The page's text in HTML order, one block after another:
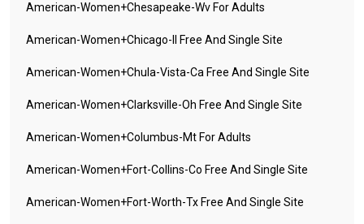
American-Women+chesapeake-Wv For Adults
American-Women+chicago-Il Free And Single Site
American-Women+chula-Vista-Ca Free And Single Site
American-Women+clarksville-Oh Free And Single Site
American-Women+columbus-Mt For Adults
American-Women+fort-Collins-Co Free And Single Site
American-Women+fort-Worth-Tx Free And Single Site